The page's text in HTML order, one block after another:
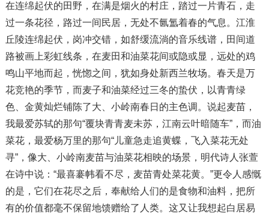
在连绵起伏的田野，在满是烟火的村庄，踏过一片青石，走
过一条花径，路过一间民居，无处不氤氲着春的气息。江淮
丘陵连绵起伏，岗冲交错，如舒缓流淌的音乐线谱，田间道
路被画上彩虹线条，在麦田和油菜花间或隐或显，远处的鸡
鸣山平地而起，恍惚之间，犹如身处新西兰牧场。春天是万
花竞艳的季节，而麦子和油菜经过三冬的蛰伏，以青青绿
色、金黄灿烂铺陈了大、小岭南春日的主色调。说起麦苗，
我最爱苏轼的那句“覆块青青麦未苏，江南云叶暗随车”，而油
菜花，最爱杨万里的那句“儿童急走追黄蝶，飞入菜花无处
寻”，像大、小岭南麦苗与油菜花相映的场景，明代诗人张萱
在诗中说：“最喜褰帏看不尽，麦苗青处菜花黄。”更令人感慨
的是，它们在花尽之后，奉献给人们的是食物和油料，把所
有的价值都毫不保留地馈赠给了人类。这又让我想起白居易